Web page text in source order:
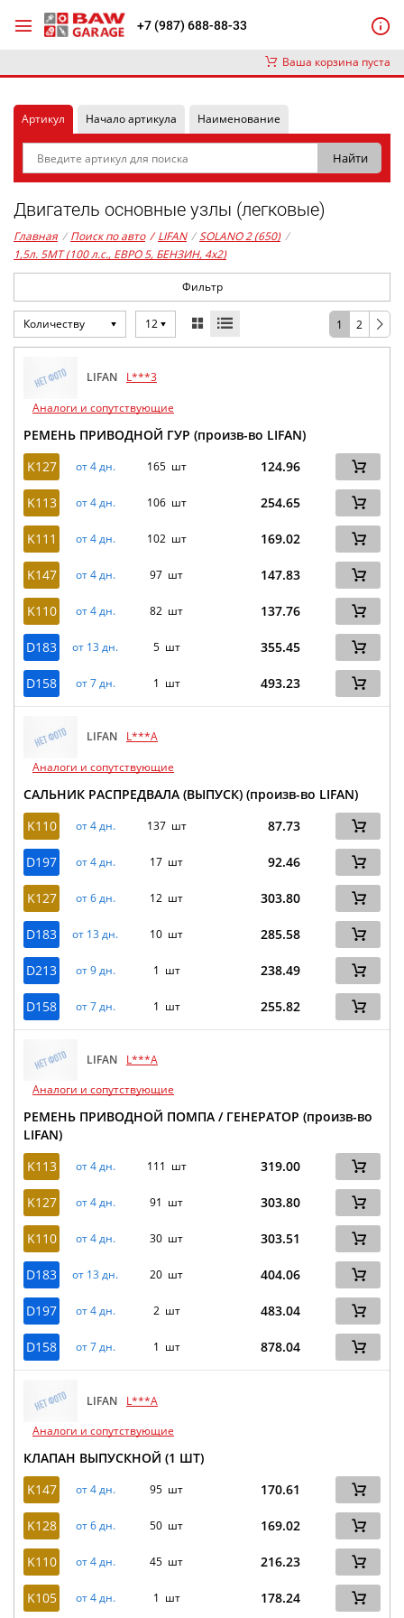
+7 (987) 688-88-33
Ваша корзина пуста
Артикул Начало артикула Наименование
Двигатель основные узлы (легковые)
Главная / Поиск по авто / LIFAN / SOLANO 2 (650) /
1,5л. 5MT (100 л.с., ЕВРО 5, БЕНЗИН, 4x2)
Фильтр
Количеству 12 1 2
LIFAN
L***3
Аналоги и сопутствующие
РЕМЕНЬ ПРИВОДНОЙ ГУР (произв-во LIFAN)
K127
от 4 дн. 165 шт 124.96
K113 от 4 дн. 106 шт 254.65
K111 от 4 дн. 102 шт 169.02
K147 от 4 дн. 97 шт 147.83
K110 от 4 дн. 82 шт 137.76
D183 от 13 дн. 5 шт 355.45
D158 от 7 дн. 1 шт 493.23
LIFAN
L***A
Аналоги и сопутствующие
САЛЬНИК РАСПРЕДВАЛА (ВЫПУСК) (произв-во LIFAN)
K110
от 4 дн. 137 шт 87.73
D197 от 4 дн. 17 шт 92.46
K127 от 6 дн. 12 шт 303.80
D183 от 13 дн. 10 шт 285.58
D213 от 9 дн. 1 шт 238.49
D158 от 7 дн. 1 шт 255.82
LIFAN
L***A
Аналоги и сопутствующие
РЕМЕНЬ ПРИВОДНОЙ ПОМПА / ГЕНЕРАТОР (произв-во
LIFAN)
K113
от 4 дн. 111 шт 319.00
K127 от 4 дн. 91 шт 303.80
K110 от 4 дн. 30 шт 303.51
D183 от 13 дн. 20 шт 404.06
D197 от 4 дн. 2 шт 483.04
D158 от 7 дн. 1 шт 878.04
LIFAN
L***A
Аналоги и сопутствующие
КЛАПАН ВЫПУСКНОЙ (1 ШТ)
K147
от 4 дн. 95 шт 170.61
K128 от 6 дн. 50 шт 169.02
K110 от 4 дн. 45 шт 216.23
K105 от 4 дн. 1 шт 178.24